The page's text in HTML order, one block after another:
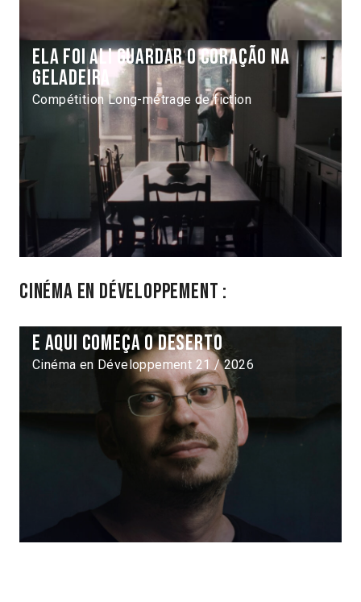
Ela foi ali guardar o coração na
geladeira
Compétition Long-métrage de fiction
Cinéma en développement :
E aqui começa o deserto
Cinéma en Développement 21 / 2026